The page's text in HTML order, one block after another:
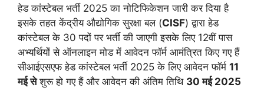
हेड कांस्टेबल भर्ती 2025 का नोटिफिकेशन जारी कर दिया है
इसके तहत केंद्रीय औद्योगिक सुरक्षा बल (CISF) द्वारा हेड
कांस्टेबल के 30 पदों पर भर्ती की जाएगी इसके लिए 12वीं पास
अभ्यर्थियों से ऑनलाइन मोड में आवेदन फॉर्म आमंत्रित किए गए हैं
सीआईएसएफ हेड कांस्टेबल भर्ती 2025 के लिए आवेदन फॉर्म 11
मई सेशुरू हो गए हैं और आवेदन की अंतिम तिथि 30 मई 2025